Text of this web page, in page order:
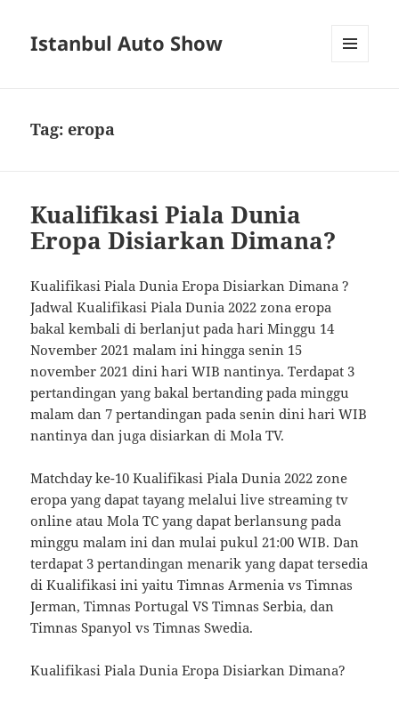
Istanbul Auto Show
Tag:eropa
Kualifikasi Piala Dunia
Eropa Disiarkan Dimana?
Kualifikasi Piala Dunia Eropa Disiarkan Dimana ?
Jadwal Kualifikasi Piala Dunia 2022 zona eropa
bakal kembali di berlanjut pada hari Minggu 14
November 2021 malam ini hingga senin 15
november 2021 dini hari WIB nantinya. Terdapat 3
pertandingan yang bakal bertanding pada minggu
malam dan 7 pertandingan pada senin dini hari WIB
nantinya dan juga disiarkan di Mola TV.
Matchday ke-10 Kualifikasi Piala Dunia 2022 zone
eropa yang dapat tayang melalui live streaming tv
online atau Mola TC yang dapat berlansung pada
minggu malam ini dan mulai pukul 21:00 WIB. Dan
terdapat 3 pertandingan menarik yang dapat tersedia
di Kualifikasi ini yaitu Timnas Armenia vs Timnas
Jerman, Timnas Portugal VS Timnas Serbia, dan
Timnas Spanyol vs Timnas Swedia.
Kualifikasi Piala Dunia Eropa Disiarkan Dimana?